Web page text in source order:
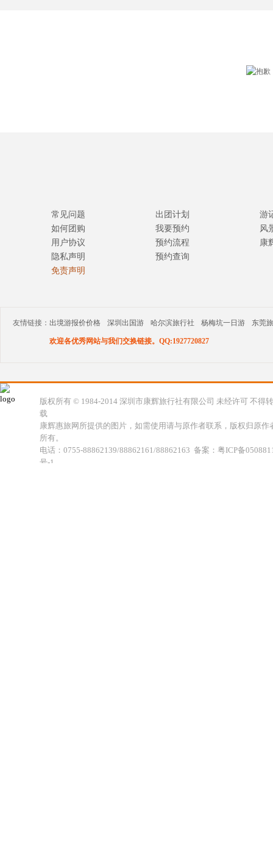
常见问题
如何团购
用户协议
隐私声明
免责声明
出团计划
我要预约
预约流程
预约查询
游
风
康
友情链接： 出境游报价价格 深圳出国游 哈尔滨旅行社 杨梅坑一日游 东莞
欢迎各优秀网站与我们交换链接。QQ:1927720827
版权所有 © 1984-2014 深圳市康辉旅行社有限公司 未经许可 不得转
载
康辉惠旅网所提供的图片，如需使用请与原作者联系，版权归原作
所有。
电话：0755-88862139/88862161/88862163 备案：粤ICP备
号-1